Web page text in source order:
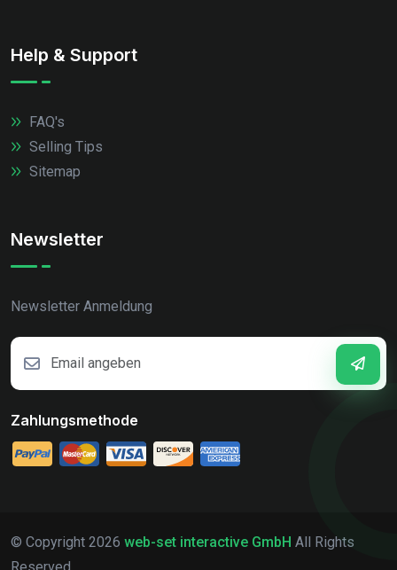
Help & Support
FAQ's
Selling Tips
Sitemap
Newsletter
Newsletter Anmeldung
Zahlungsmethode
© Copyright 2026 web-set interactive GmbH All Rights